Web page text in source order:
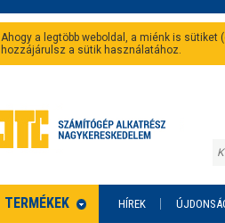
Ahogy a legtöbb weboldal, a miénk is
hozzájárulsz a sütik használatához.
TERMÉKEK HÍREK